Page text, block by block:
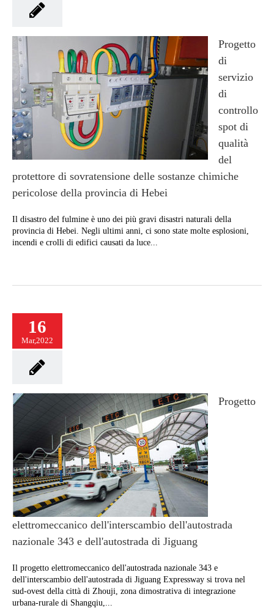
Progetto
di
servizio
di
controllo
spot di
qualità
del
protettore di sovratensione delle sostanze chimiche
pericolose della provincia di Hebei
Il disastro del fulmine è uno dei più gravi disastri naturali della
provincia di Hebei. Negli ultimi anni, ci sono state molte esplosioni,
incendi e crolli di edifici causati da luce...
16
Mar,2022
Progetto
elettromeccanico dell'interscambio dell'autostrada
nazionale 343 e dell'autostrada di Jiguang
Il progetto elettromeccanico dell'autostrada nazionale 343 e
dell'interscambio dell'autostrada di Jiguang Expressway si trova nel
sud-ovest della città di Zhouji, zona dimostrativa di integrazione
urbana-rurale di Shangqiu,...